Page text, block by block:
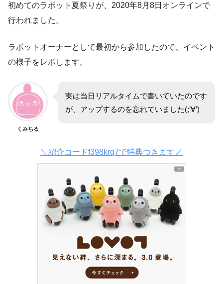
初めてのラボット夏祭りが、2020年8月8日オンラインで
行われました。
ラボットオーナーとして最初から参加したので、イベント
の様子をレポします。
くみちる
実は当日リアルタイムで書いていたのです
が、アップするのを忘れていました(;’∀’)
＼紹介コードf398krq7で特典つきます／